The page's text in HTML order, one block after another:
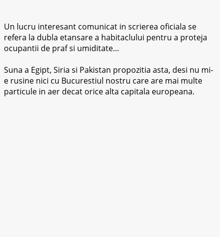
Un lucru interesant comunicat in scrierea oficiala se
refera la dubla etansare a habitaclului pentru a proteja
ocupantii de praf si umiditate…
Suna a Egipt, Siria si Pakistan propozitia asta, desi nu mi-
e rusine nici cu Bucurestiul nostru care are mai multe
particule in aer decat orice alta capitala europeana.